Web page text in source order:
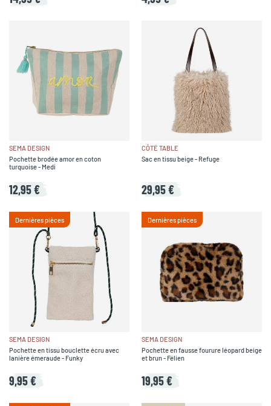
SEMA DESIGN
Pochette brodée amor en coton
turquoise - Medi
12,95 €
CÔTÉ TABLE
Sac en tissu beige - Refuge
29,95 €
Dernières pièces
SEMA DESIGN
Pochette en tissu bouclette écru avec
lanière émeraude - Funky
9,95 €
Dernières pièces
SEMA DESIGN
Pochette en fausse fourure léopard beige
et brun - Félien
19,95 €